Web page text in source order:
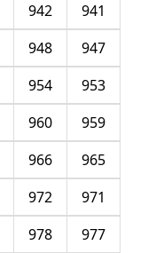
941
942
947
948
953
954
959
960
965
966
971
972
977
978